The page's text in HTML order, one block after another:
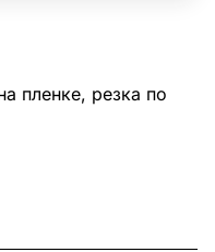
пленке, резка по